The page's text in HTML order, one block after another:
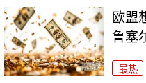
欧盟
鲁塞
最热